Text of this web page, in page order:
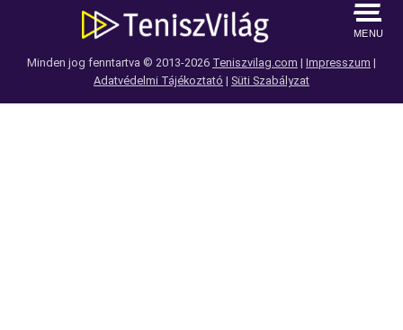
MENU
Minden jog fenntartva © 2013-2026 Teniszvilag.com | Impresszum |
Adatvédelmi Tájékoztató | Süti Szabályzat